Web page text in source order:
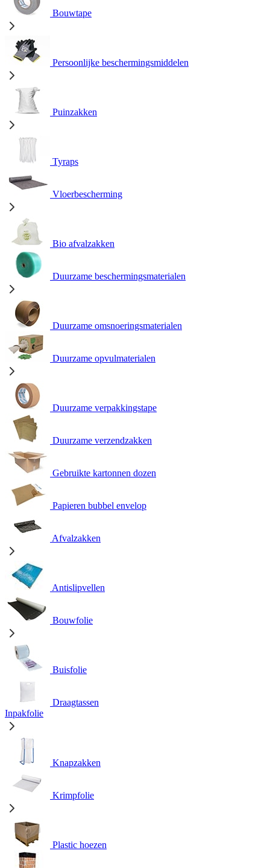
Bouwtape
Persoonlijke beschermingsmiddelen
Puinzakken
Tyraps
Vloerbescherming
Bio afvalzakken
Duurzame beschermingsmaterialen
Duurzame omsnoeringsmaterialen
Duurzame opvulmaterialen
Duurzame verpakkingstape
Duurzame verzendzakken
Gebruikte kartonnen dozen
Papieren bubbel envelop
Afvalzakken
Antislipvellen
Bouwfolie
Buisfolie
Draagtassen
Inpakfolie
Knapzakken
Krimpfolie
Plastic hoezen